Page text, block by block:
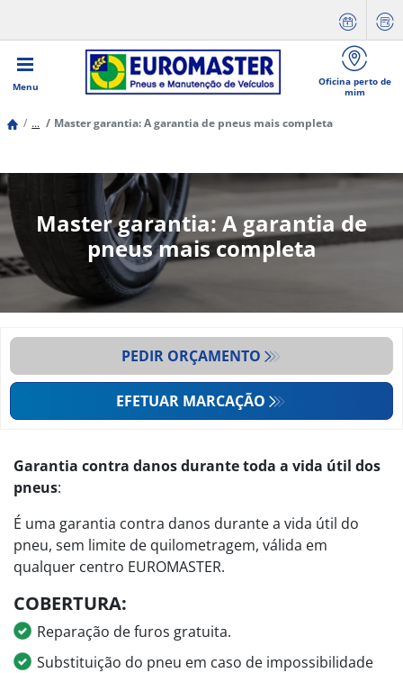
Menu
Oficina perto de
mim
... Master garantia: A garantia de pneus mais completa
Master garantia: A garantia de
pneus mais completa
PEDIR ORÇAMENTO
EFETUAR MARCAÇÃO
Garantia contra danos durante toda a vida útil dos
pneus:
É uma garantia contra danos durante a vida útil do
pneu, sem limite de quilometragem, válida em
qualquer centro EUROMASTER.
COBERTURA:
Reparação de furos gratuita.
Substituição do pneu em caso de impossibilidade